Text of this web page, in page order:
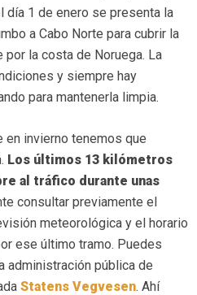
día 1 de enero se presenta la
a Cabo Norte para cubrir la
la costa de Noruega. La
y siempre hay
para mantenerla limpia.
en invierno tenemos que
Los últimos 13 kilómetros
al tráfico durante unas
consultar previamente el
meteorológica y el horario
ese último tramo. Puedes
administración pública de
Statens Vegvesen. Ahí